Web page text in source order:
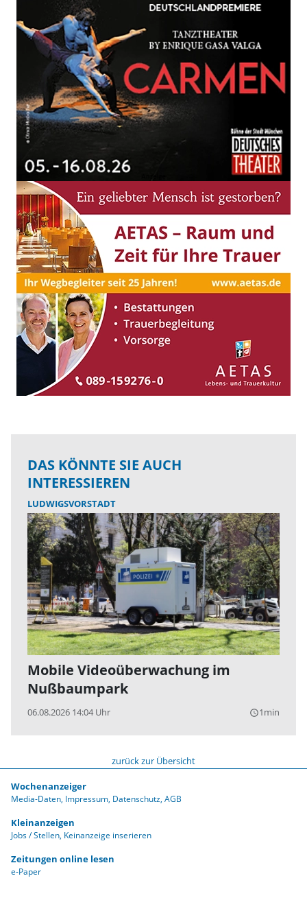
DAS KÖNNTE SIE AUCH
INTERESSIEREN
LUDWIGSVORSTADT
Mobile Videoüberwachung im
Nußbaumpark
06.08.2026 14:04 Uhr query_builder1min
zurück zur Übersicht
Wochenanzeiger
Media-Daten Impressum Datenschutz AGB
Kleinanzeigen
Jobs / Stellen Keinanzeige inserieren
Zeitungen online lesen
e-Paper